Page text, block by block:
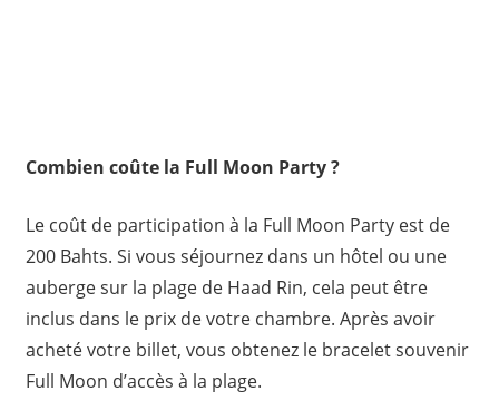
Combien coûte la Full Moon Party ?
Le coût de participation à la Full Moon Party est de
200 Bahts. Si vous séjournez dans un hôtel ou une
auberge sur la plage de Haad Rin, cela peut être
inclus dans le prix de votre chambre. Après avoir
acheté votre billet, vous obtenez le bracelet souvenir
Full Moon d’accès à la plage.